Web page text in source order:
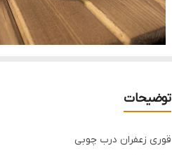
توضیحات
قوری زعفران درب چوبی